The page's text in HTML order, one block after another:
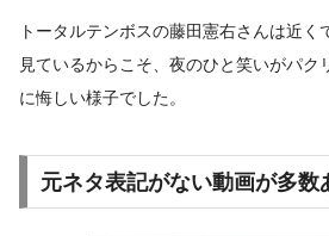
トータルテンボスの藤田憲右さんは近く
見ているからこそ、夜のひと笑いがパク
に悔しい様子でした。
元ネタ表記がない動画が多数